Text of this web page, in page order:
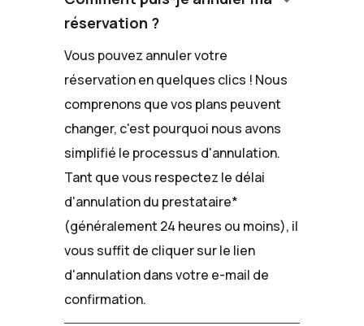
réservation ?
Vous pouvez annuler votre
réservation en quelques clics ! Nous
comprenons que vos plans peuvent
changer, c'est pourquoi nous avons
simplifié le processus d'annulation.
Tant que vous respectez le délai
d'annulation du prestataire*
(généralement 24 heures ou moins), il
vous suffit de cliquer sur le lien
d'annulation dans votre e-mail de
confirmation.